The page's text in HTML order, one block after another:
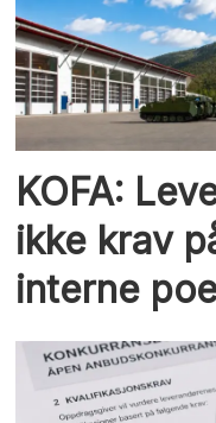
KOFA:
ikke krav
interne